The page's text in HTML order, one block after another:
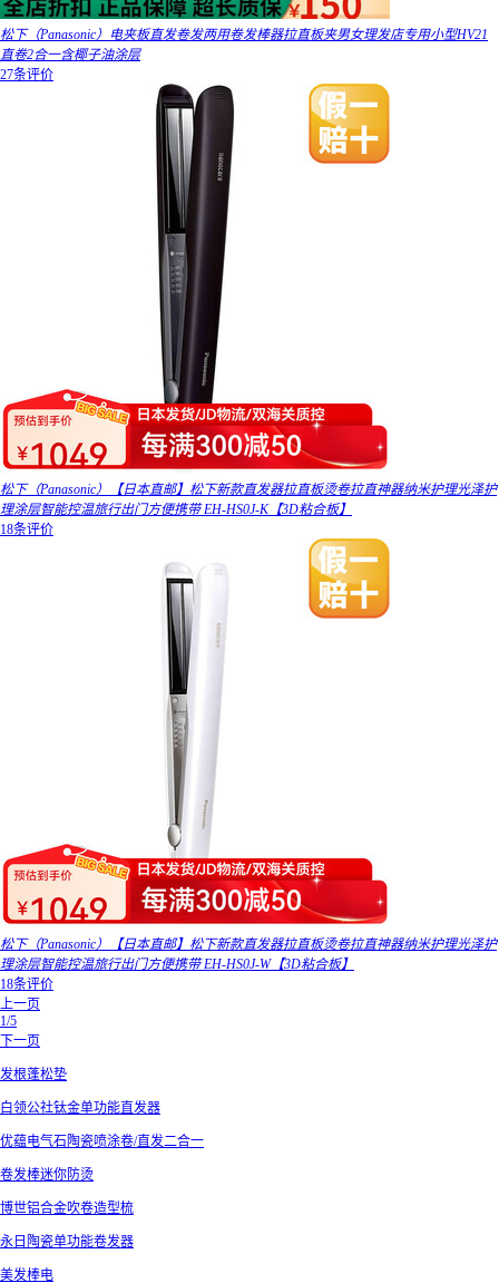
松下（Panasonic）电夹板直发卷发两用卷发棒器拉直板夹男女理发店专用小型HV21
直卷2合一含椰子油涂层
27条评价
松下（Panasonic）【日本直邮】松下新款直发器拉直板烫卷拉直神器纳米护理光泽护
理涂层智能控温旅行出门方便携带 EH-HS0J-K【3D粘合板】
18条评价
松下（Panasonic）【日本直邮】松下新款直发器拉直板烫卷拉直神器纳米护理光泽护
理涂层智能控温旅行出门方便携带 EH-HS0J-W【3D粘合板】
18条评价
上一页
1/5
下一页
发根蓬松垫
白领公社钛金单功能直发器
优蕴电气石陶瓷喷涂卷/直发二合一
卷发棒迷你防烫
博世铝合金吹卷造型梳
永日陶瓷单功能卷发器
美发棒电